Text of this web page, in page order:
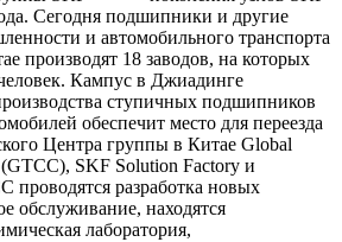
Сегодня подшипники и другие
и автомобильного транспорта
производят 18 заводов, на которых
Кампус в Джиадинге
ступичных подшипников
обеспечит место для переезда
Центра группы в Китае Global
SKF Solution Factory и
проводятся разработка новых
обслуживание, находятся
лаборатория,